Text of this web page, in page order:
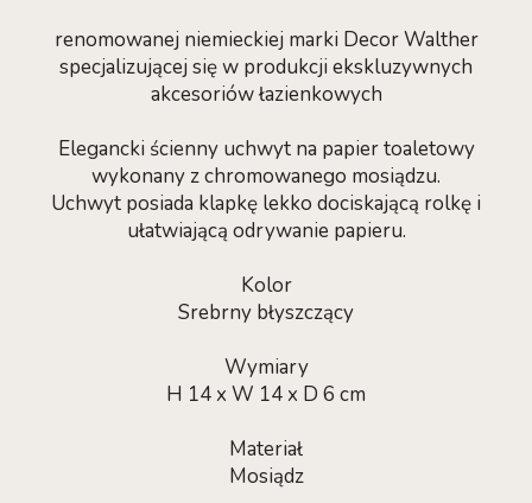
renomowanej niemieckiej marki Decor Walther
specjalizującej się w produkcji ekskluzywnych
akcesoriów łazienkowych
Elegancki ścienny uchwyt na papier toaletowy
wykonany z chromowanego mosiądzu.
Uchwyt posiada klapkę lekko dociskającą rolkę i
ułatwiającą odrywanie papieru.
Kolor
Srebrny błyszczący
Wymiary
H 14 x W 14 x D 6 cm
Materiał
Mosiądz